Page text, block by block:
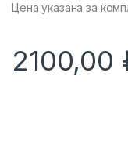
Цена указана за
2100,00